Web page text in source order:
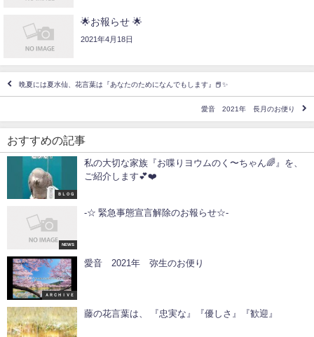
🌟お報らせ 🌟
2021年4月18日
晩夏には夏水仙、花言葉は『あなたのためになんでもします』📕✨
愛音 2021年 長月のお便り
おすすめの記事
ＢＬＯＧ
私の大切な家族『お喋りヨウムのく〜ちゃん🌈』を、
ご紹介します💕❤️
NEWS
-☆ 緊急事態宣言解除のお報らせ☆-
ＡＲＣＨＩＶＥ
愛音 2021年 弥生のお便り
藤の花言葉は、 『忠実な』『優しさ』『歓迎』